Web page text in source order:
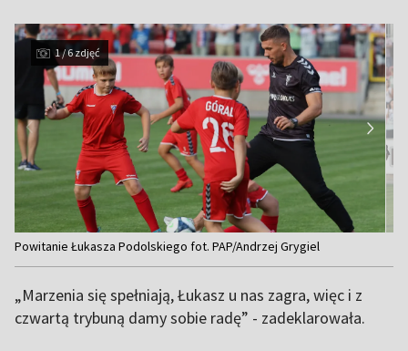
1 / 6 zdjęć
Item
1
of
6
Powitanie Łukasza Podolskiego fot. PAP/Andrzej Grygiel
„Marzenia się spełniają, Łukasz u nas zagra, więc i z
czwartą trybuną damy sobie radę” - zadeklarowała.